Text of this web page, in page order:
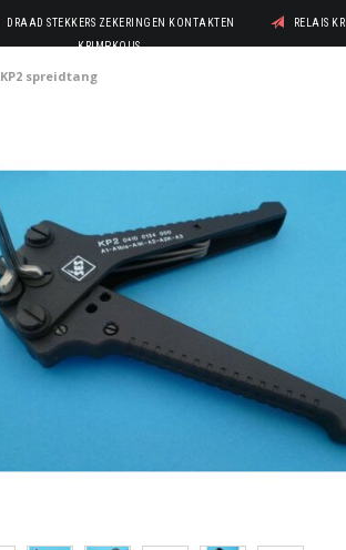
DRAAD STEKKERS ZEKERINGEN KONTAKTEN
KRIMPKOUS
RELAIS
KP2 spreidtang